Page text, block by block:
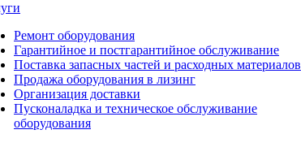
Ремонт оборудования
Гарантийное и постгарантийное обслуживание
Поставка запасных частей и расходных материалов
Продажа оборудования в лизинг
Организация доставки
Пусконаладка и техническое обслуживание
оборудования